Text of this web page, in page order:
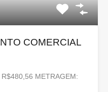
COMERCIAL
METRAGEM: